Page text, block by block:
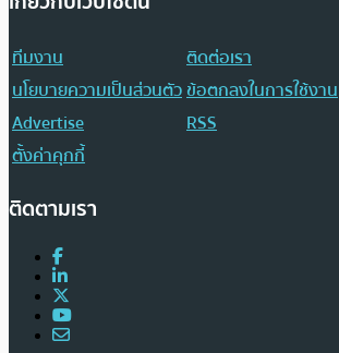
ทีมงาน
ติดต่อเรา
นโยบายความเป็นส่วนตัวข้อตกลงในการใช้งาน
Advertise
RSS
ตั้งค่าคุกกี้
ติดตามเรา